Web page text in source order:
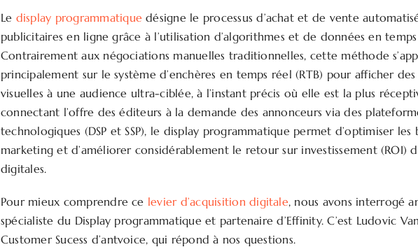
Le display programmatiquedésigne le processus d’achat et de vente automatisé
publicitaires en ligne grâce à l’utilisation d’algorithmes et de données en
Contrairement aux négociations manuelles traditionnelles, cette méthode
principalement sur le système d’enchères en temps réel (RTB) pour afficher des
visuelles à une audience ultra-ciblée, à l’instant précis où elle est la plus
connectant l’offre des éditeurs à la demande des annonceurs via des
technologiques (DSP et SSP), le display programmatique permet d’optimiser les
marketing et d’améliorer considérablement le retour sur investissement (ROI)
digitales.
Pour mieux comprendre ce levier d’acquisition digitale, nous avons interrogé
spécialiste du Display programmatique et partenaire d’Effinity. C’est Ludovic
Customer Sucess d’antvoice, qui répond à nos questions.